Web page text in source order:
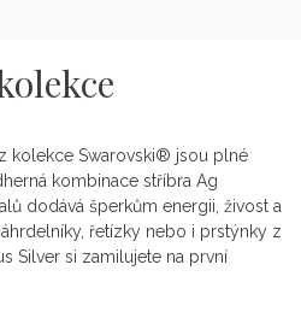
kolekce Swarovski® jsou plné
kombinace stříbra Ag
dodává šperkům energii, živost a
řetízky nebo i prstýnky z
Silver si zamilujete na první